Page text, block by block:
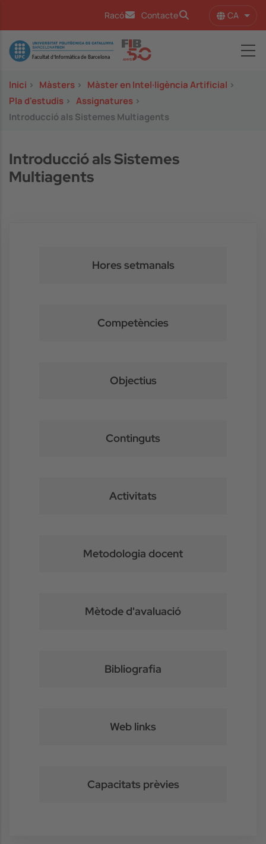
Racó Contacte CA
Image
Inici > Màsters > Màster en Intel·ligència Artificial >
Pla d'estudis > Assignatures >
Introducció als Sistemes Multiagents
Introducció als Sistemes
Multiagents
Hores setmanals
Competències
Objectius
Continguts
Activitats
Metodologia docent
Mètode d'avaluació
Bibliografia
Web links
Capacitats prèvies